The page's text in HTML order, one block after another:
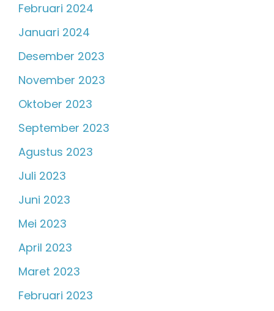
Februari 2024
Januari 2024
Desember 2023
November 2023
Oktober 2023
September 2023
Agustus 2023
Juli 2023
Juni 2023
Mei 2023
April 2023
Maret 2023
Februari 2023